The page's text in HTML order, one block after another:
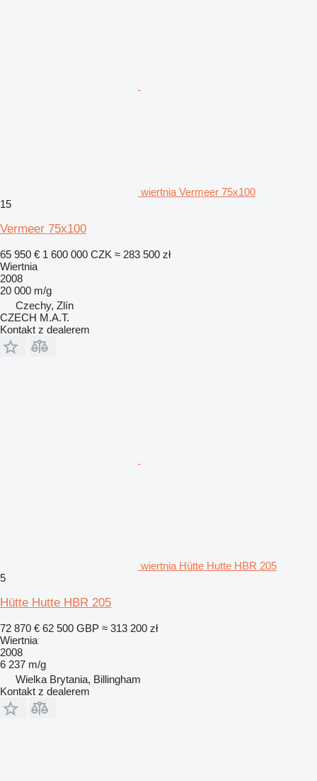
wiertnia Vermeer 75x100
15
Vermeer 75x100
65 950 € 1 600 000 CZK ≈ 283 500 zł
Wiertnia
2008
20 000 m/g
Czechy, Zlín
CZECH M.A.T.
Kontakt z dealerem
wiertnia Hütte Hutte HBR 205
5
Hütte Hutte HBR 205
72 870 € 62 500 GBP ≈ 313 200 zł
Wiertnia
2008
6 237 m/g
Wielka Brytania, Billingham
Kontakt z dealerem